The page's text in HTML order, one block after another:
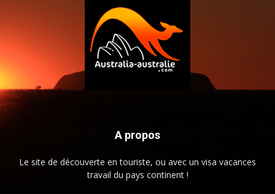
A propos
Le site de découverte en touriste, ou avec un visa vacances
travail du pays continent !